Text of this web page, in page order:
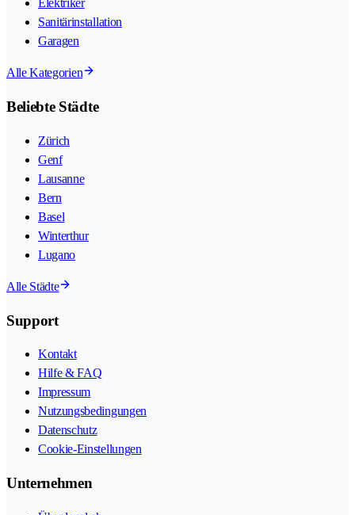
Elektriker
Sanitärinstallation
Garagen
Alle Kategorien
Beliebte Städte
Zürich
Genf
Lausanne
Bern
Basel
Winterthur
Lugano
Alle Städte
Support
Kontakt
Hilfe & FAQ
Impressum
Nutzungsbedingungen
Datenschutz
Cookie-Einstellungen
Unternehmen